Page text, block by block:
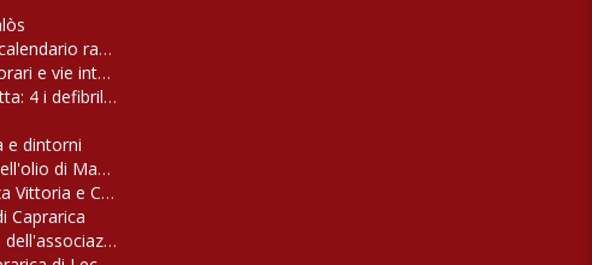
raccolta
e vie interessate
4 i defibrillatori in dotazione
e dintorni
di Masseria Stali
Vittoria e Castello Baronale
Caprarica
'EFFETTO SERRA'